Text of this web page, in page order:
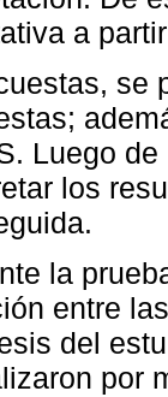
a
se
Luego
los
la
entre
del
por